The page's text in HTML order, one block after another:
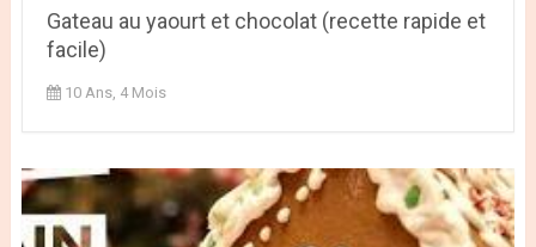
Gateau au yaourt et chocolat (recette rapide et
facile)
10 Ans, 4 Mois